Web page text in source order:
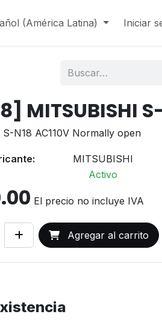
(América Latina) Iniciar
MITSUBISHI
N18 AC110V Normally open
MITSUBISHI
Activo
El precio no incluye IVA
Agregar al carrito